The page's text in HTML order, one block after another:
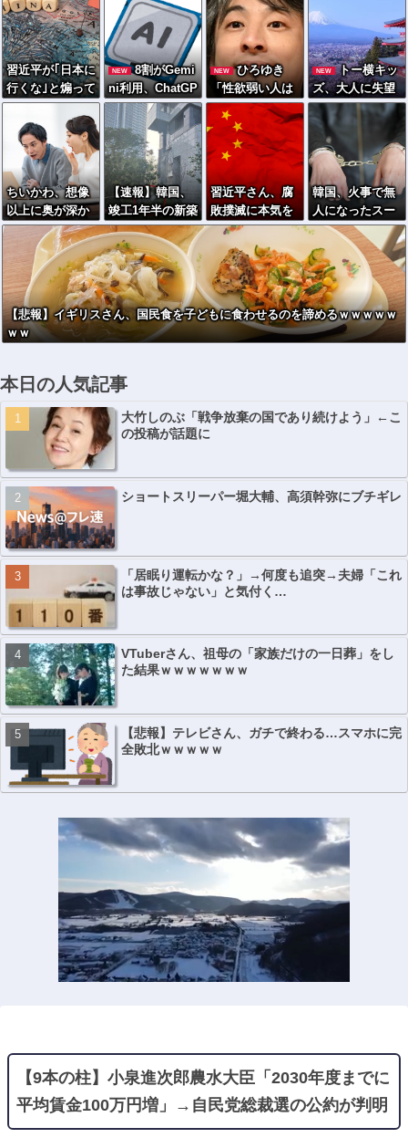
習近平が｢日本に
行くな｣と煽って
も､、寿司は奪え
ない｢スシロー1
4時間待ち｣が映
し出す中共人客
の本音
NEW
8割がGemi
ni利用、ChatGP
Tは68%
NEW
ひろゆき
「性欲弱い人は
仕事も頑張らな
いので貧乏人多
い」
NEW
トー横キッ
ズ、大人に失望
「相談しても具
体的に何もして
くれなくて傷つ
く。福祉は自由
が奪われる」
ちいかわ、想像
以上に奥が深か
ったｗｗｗ「喋
る奴」と「喋ら
ない奴」で人格
に差がある模様
【速報】韓国、
竣工1年半の新築
マンションで外
壁テラスが落下
という信じられ
ない後進国建築
を披露
習近平さん、腐
敗撲滅に本気を
出した結果…半
年で53万8000件
ｗｗｗ
韓国、火事で無
人になったスー
パーに女が侵入
→食料を大量に
盗む→翌日また
来店した理由が
ヤバい
【悲報】イギリスさん、国民食を子どもに食わせるのを諦めるｗｗｗｗｗ
ｗｗ
本日の人気記事
大竹しのぶ「戦争放棄の国であり続けよう」←こ
の投稿が話題に
ショートスリーパー堀大輔、高須幹弥にブチギレ
「居眠り運転かな？」→何度も追突→夫婦「これ
は事故じゃない」と気付く…
VTuberさん、祖母の「家族だけの一日葬」をし
た結果ｗｗｗｗｗｗｗ
【悲報】テレビさん、ガチで終わる…スマホに完
全敗北ｗｗｗｗｗ
【9本の柱】小泉進次郎農水大臣「2030年度までに
平均賃金100万円増」→自民党総裁選の公約が判明